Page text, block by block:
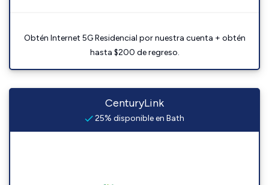
Obtén Internet 5G Residencial por nuestra cuenta + obtén
hasta $200 de regreso.
CenturyLink
25% disponible en Bath